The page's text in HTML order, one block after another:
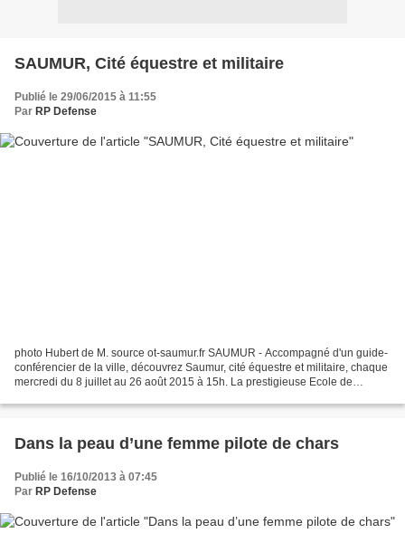
SAUMUR, Cité équestre et militaire
Publié le 29/06/2015 à 11:55
Par RP Defense
photo Hubert de M. source ot-saumur.fr SAUMUR - Accompagné d'un guide-
conférencier de la ville, découvrez Saumur, cité équestre et militaire, chaque
mercredi du 8 juillet au 26 août 2015 à 15h. La prestigieuse Ecole de
Dans la peau d’une femme pilote de chars
Publié le 16/10/2013 à 07:45
Par RP Defense